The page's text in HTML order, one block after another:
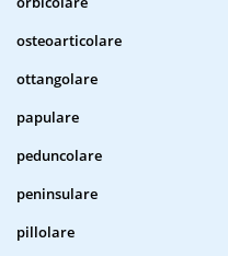
osteoarticolare
ottangolare
papulare
peduncolare
peninsulare
pillolare